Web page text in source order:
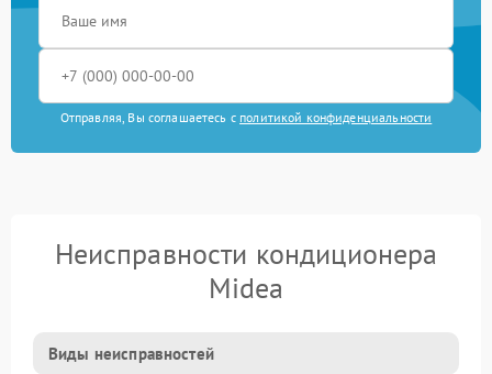
Отправляя, Вы соглашаетесь с политикой конфиденциальности
Неисправности кондиционера
Midea
Виды неисправностей